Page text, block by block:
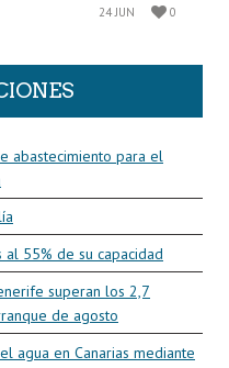
24 JUN 0
abastecimiento para el
55% de su capacidad
superan los 2,7
de agosto
agua en Canarias mediante